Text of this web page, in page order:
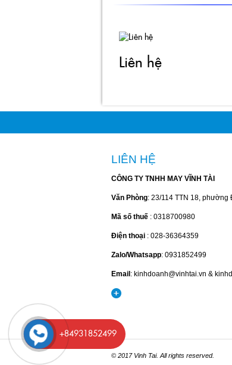
+84931852499
Liên hệ
LIÊN HỆ
CÔNG TY TNHH MAY VĨNH TÀI
Văn Phòng: 23/114 TTN 18,
Mã số thuế : 0318700980
Điện thoại : 028-36364359
Zalo/Whatsapp: 0931852499
Email: kinhdoanh@vinhtai.vn &
© 2017 Vinh Tai. All rights reserved.